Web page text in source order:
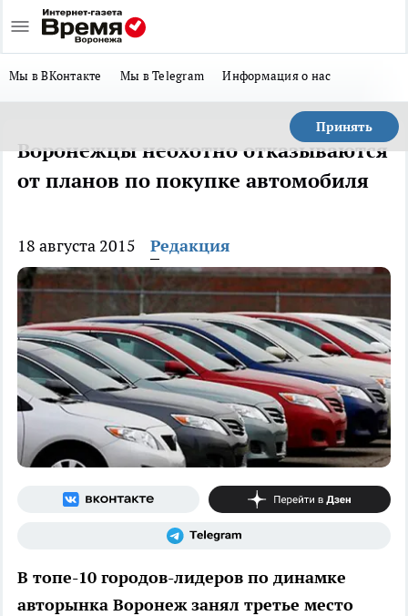
Мы в ВКонтакте Мы в Telegram Информация о нас
Принять
Воронежцы неохотно отказываются
от планов по покупке автомобиля
18 августа 2015 Редакция
В топе-10 городов-лидеров по динамке
авторынка Воронеж занял третье место